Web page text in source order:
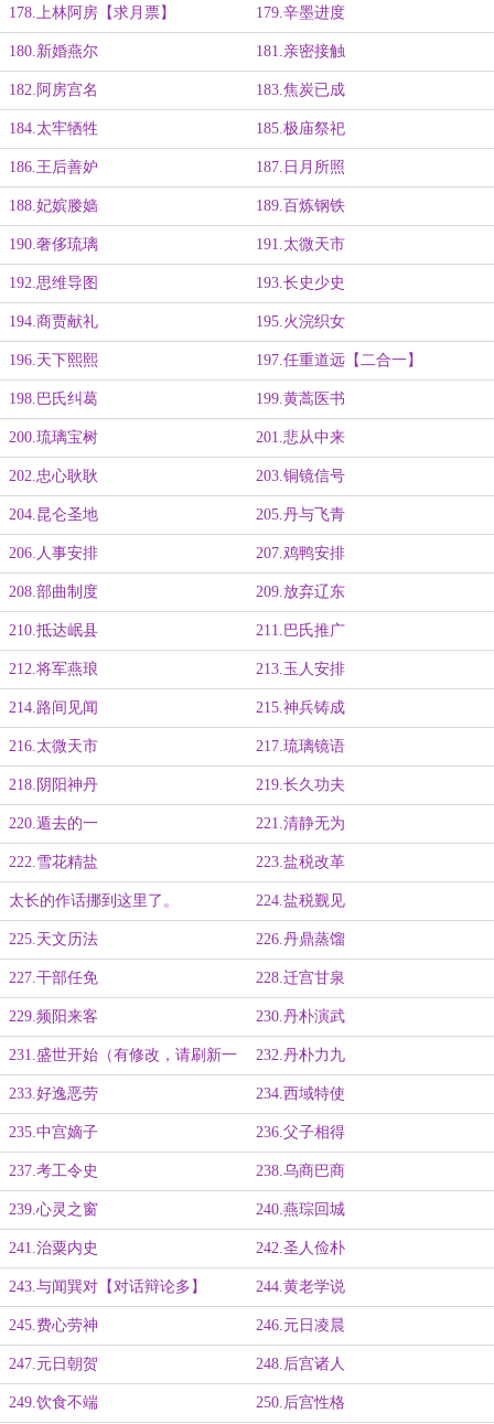
178.上林阿房【求月票】 179.辛墨进度
180.新婚燕尔 181.亲密接触
182.阿房宫名 183.焦炭已成
184.太牢牺牲 185.极庙祭祀
186.王后善妒 187.日月所照
188.妃嫔媵嫱 189.百炼钢铁
190.奢侈琉璃 191.太微天市
192.思维导图 193.长史少史
194.商贾献礼 195.火浣织女
196.天下熙熙 197.任重道远【二合一】
198.巴氏纠葛 199.黄蒿医书
200.琉璃宝树 201.悲从中来
202.忠心耿耿 203.铜镜信号
204.昆仑圣地 205.丹与飞青
206.人事安排 207.鸡鸭安排
208.部曲制度 209.放弃辽东
210.抵达岷县 211.巴氏推广
212.将军燕琅 213.玉人安排
214.路间见闻 215.神兵铸成
216.太微天市 217.琉璃镜语
218.阴阳神丹 219.长久功夫
220.遁去的一 221.清静无为
222.雪花精盐 223.盐税改革
太长的作话挪到这里了。 224.盐税觐见
225.天文历法 226.丹鼎蒸馏
227.干部任免 228.迁宫甘泉
229.频阳来客 230.丹朴演武
231.盛世开始（有修改，请刷新一
下看）
232.丹朴力九
233.好逸恶劳 234.西域特使
235.中宫嫡子 236.父子相得
237.考工令史 238.乌商巴商
239.心灵之窗 240.燕琮回城
241.治粟内史 242.圣人俭朴
243.与闻巽对【对话辩论多】 244.黄老学说
245.费心劳神 246.元日凌晨
247.元日朝贺 248.后宫诸人
249.饮食不端 250.后宫性格